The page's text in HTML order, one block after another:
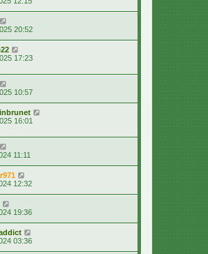
20:52
17:23
10:57
16:01
11:11
12:32
19:36
03:36